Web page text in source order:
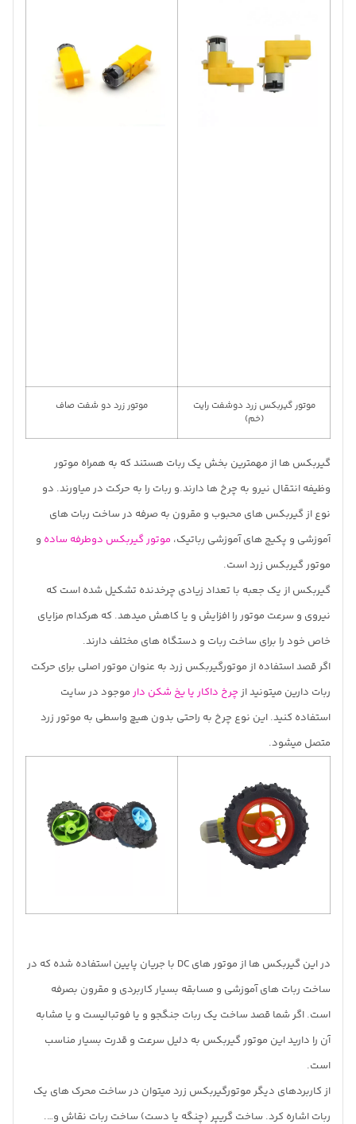
موتور گیربکس زرد دوشفت رایت
(خم)
موتور زرد دو شفت صاف
گیربکس ها از مهمترین بخش یک ربات هستند که به همراه موتور
وظیفه انتقال نیرو به چرخ ها دارند.و ربات را به حرکت در میاورند. دو
نوع از گیربکس های محبوب و مقرون به صرفه در ساخت ربات های
آموزشی و پکیج های آموزشی رباتیک، موتور گیربکس دوطرفه ساده و
موتور گیربکس زرد است.
گیربکس از یک جعبه با تعداد زیادی چرخدنده تشکیل شده است که
نیروی و سرعت موتور را افزایش و یا کاهش میدهد. که هرکدام مزایای
خاص خود را برای ساخت ربات و دستگاه های مختلف دارند.
اگر قصد استفاده از موتورگیربکس زرد به عنوان موتور اصلی برای حرکت
ربات دارین میتونید ازچرخ داکار یا یخ شکن دارموجود در سایت
استفاده کنید. این نوع چرخ به راحتی بدون هیچ واسطی به موتور زرد
متصل میشود.
در این گیربکس ها از موتور های DC با جریان پایین استفاده شده که در
ساخت ربات های آموزشی و مسابقه بسیار کاربردی و مقرون بصرفه
است. اگر شما قصد ساخت یک ربات جنگجو و یا فوتبالیست و یا مشابه
آن را دارید این موتور گیربکس به دلیل سرعت و قدرت بسیار مناسب
است.
از کاربردهای دیگر موتورگیربکس زرد میتوان در ساخت محرک های یک
ربات اشاره کرد. ساخت گریپر (چنگه یا دست) ساخت ربات نقاش و….